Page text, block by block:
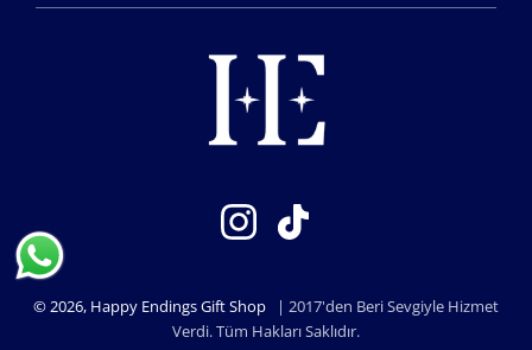
Instagram
© 2026, Happy Endings Gift Shop
| 2017'den Beri Sevgiyle Hizmet
Verdi. Tüm Hakları Saklıdır.